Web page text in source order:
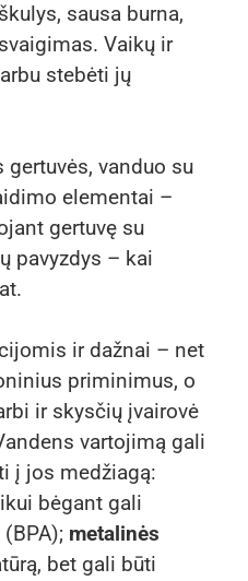
sausa burna,
Vaikų ir
stebėti jų
vanduo su
elementai –
gertuvę su
pavyzdys – kai
ir dažnai – net
priminimus, o
ir skysčių įvairovė
vartojimą gali
į jos medžiagą:
bėgant gali
metalinės
bet gali būti